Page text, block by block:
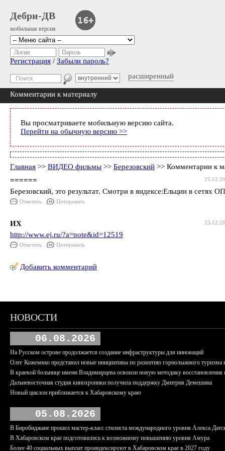
Дебри-ДВ
мобильная версия
расширенный
Логин Пароль
Регистрация / Забыли пароль?
Комментарии к материалу
Вы просматриваете мобильную версию сайта.
Перейти на обычную версию >>
Главная >> ВИДЕО фильмы >> Березовский >> Комментарии к
======
Березовский, это результат. Смотри в яндексе:Ельцин в сетях
Ответить Цитировать
ИХ
http://www.ej.ru/?a=note&id=12519
Ответить Цитировать
Добавить комментарий
НОВОСТИ
06.08.2026
На Русском острове продолжается создание инфраструктуры для инноваций
Олег Кожемяко представил новые инициативы по развитию горнолыжного туризма
В краевой больнице имени Владимирцева освоили новую методику восстановления
Дальневосточная студия кинохроники получила поддержку Дмитрия Демешина
Новый циклон приближается к Хабаровскому краю
05.08.2026
В Биробиджане прошел мастер-класс стилиста международного уровня Алекса
В Хабаровском крае подготовились к возможному повышению уровня Амура
Более 40 социальных выплат проиндексируют в Хабаровском крае в 2027 году